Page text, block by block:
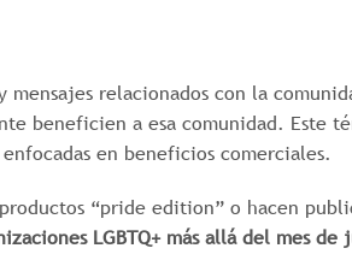
relacionados con la
beneficien a esa comunidad. Este
en beneficios comerciales.
“pride edition” o hacen
LGBTQ+ más allá del mes de